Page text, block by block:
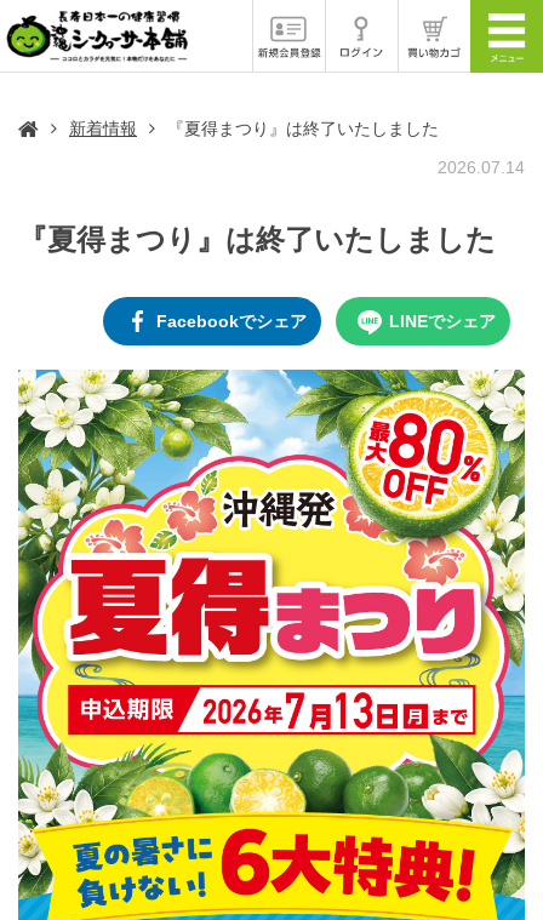
新着情報
『夏得まつり』は終了いたしました
2026.07.14
『夏得まつり』は終了いたしました
Facebookでシェア LINEでシェア